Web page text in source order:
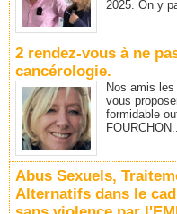
2025. On y
2 rendez-vous à ne
cancérologie.
Nos amis
vous
formidable
Abus Sexuels,
Alternatifs dans le